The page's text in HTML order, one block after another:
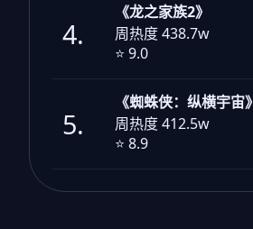
4.
《龙之家族2》
周热度 438.7w
⭐ 9.0
5.
《蜘蛛侠：纵横宇宙》
周热度 412.5w
⭐ 8.9